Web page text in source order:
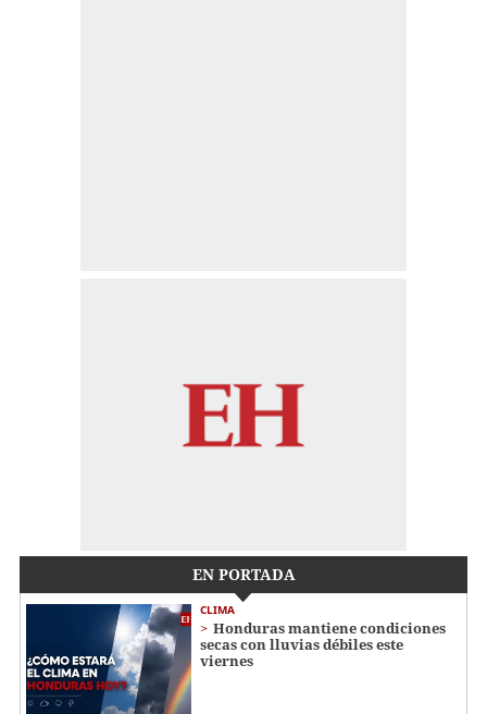
EN PORTADA
CLIMA
Honduras mantiene condiciones
secas con lluvias débiles este
viernes